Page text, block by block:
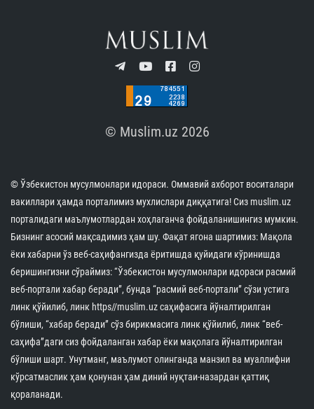
© Muslim.uz 2026
© Ўзбекистон мусулмонлари идораси. Оммавий ахборот воситалари
вакиллари ҳамда порталимиз мухлислари диққатига! Сиз muslim.uz
порталидаги маълумотлардан хоҳлаганча фойдаланишингиз мумкин.
Бизнинг асосий мақсадимиз ҳам шу. Фақат ягона шартимиз: Мақола
ёки хабарни ўз веб-саҳифангизда ёритишда қуйидаги кўринишда
беришингизни сўраймиз: “Ўзбекистон мусулмонлари идораси расмий
веб-портали хабар беради”, бунда “расмий веб-портали” сўзи устига
линк қўйилиб, линк https//muslim.uz саҳифасига йўналтирилган
бўлиши, “хабар беради” сўз бирикмасига линк қўйилиб, линк “веб-
саҳифа”даги сиз фойдаланган хабар ёки мақолага йўналтирилган
бўлиши шарт. Унутманг, маълумот олинганда манзил ва муаллифни
кўрсатмаслик ҳам қонунан ҳам диний нуқтаи-назардан қаттиқ
қораланади.